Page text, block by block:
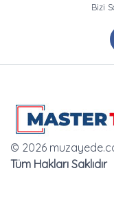
Bizi
© 2026
Tüm Hakları Saklıdır